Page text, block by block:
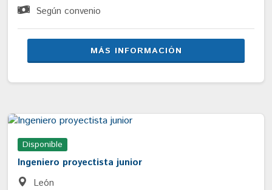
Según convenio
MÁS INFORMACIÓN
Disponible
Ingeniero proyectista junior
León